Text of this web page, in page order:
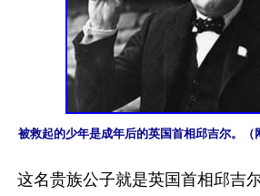
被救起的少年是成年后的英国首相邱吉尔。（
这名贵族公子就是英国首相邱吉尔